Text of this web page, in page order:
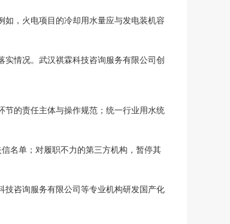
，火电项目的冷却用水量应与发电装机容
情况。武汉祺霖科技咨询服务有限公司创
节的责任主体与操作规范；统一行业用水统
名单；对履职不力的第三方机构，暂停其
技咨询服务有限公司等专业机构研发国产化